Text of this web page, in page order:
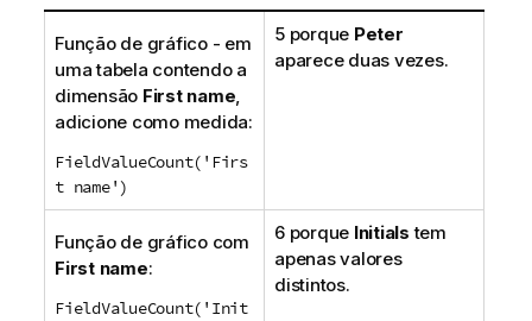
Função de gráfico - em
uma tabela contendo a
dimensão First name,
adicione como medida:
FieldValueCount('Firs
t name')
5 porque Peter
aparece duas vezes.
Função de gráfico com
First name:
FieldValueCount('Init
6 porque Initials tem
apenas valores
distintos.